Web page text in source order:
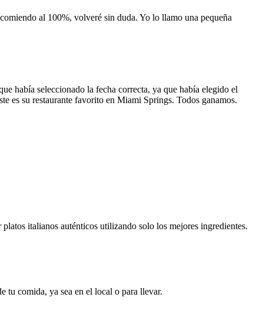
al 100%, volveré sin duda. Yo lo llamo una pequeña
había seleccionado la fecha correcta, ya que había elegido el
es su restaurante favorito en Miami Springs. Todos ganamos.
italianos auténticos utilizando solo los mejores ingredientes.
tu comida, ya sea en el local o para llevar.